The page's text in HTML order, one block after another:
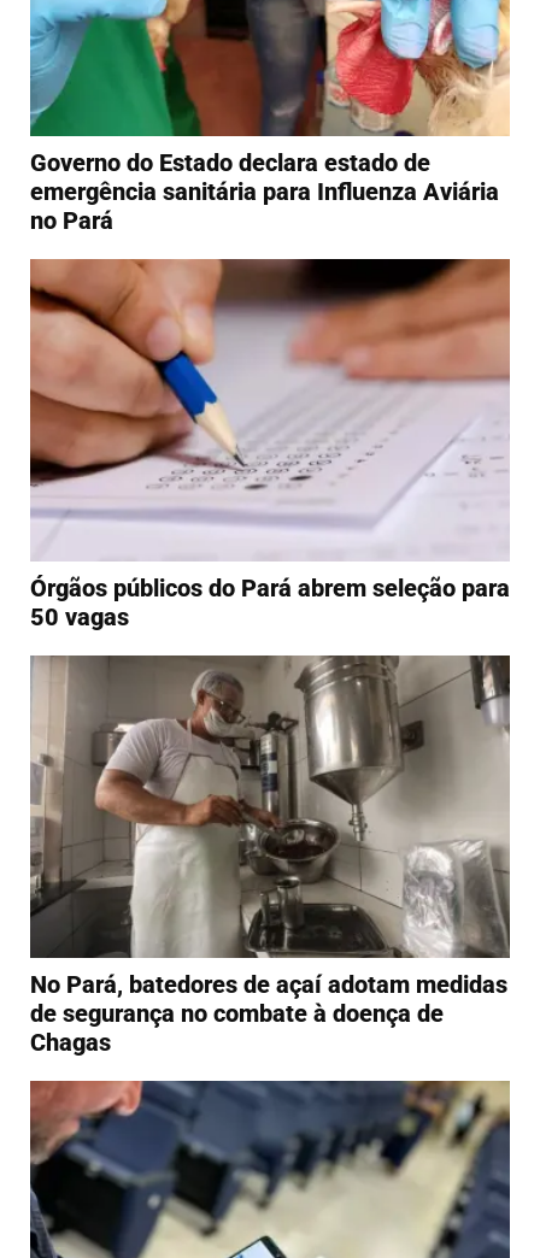
Governo do Estado declara estado de
emergência sanitária para Influenza Aviária
no Pará
Órgãos públicos do Pará abrem seleção para
50 vagas
No Pará, batedores de açaí adotam medidas
de segurança no combate à doença de
Chagas